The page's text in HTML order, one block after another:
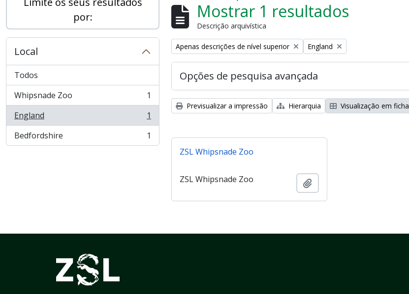
por:
Local
Todos
Whipsnade Zoo
, 1 resultados
1
England
, 1 resultados
1
Bedfordshire
, 1 resultados 1
Mostrar 1 resultados
Descrição arquivística
Remove filter:
Apenas descrições de nível superior Remove filter:
England
Opções de pesquisa avançada
Previsualizar a impressão Hierarquia Visualização em ficha
ZSL Whipsnade Zoo
ZSL Whipsnade Zoo